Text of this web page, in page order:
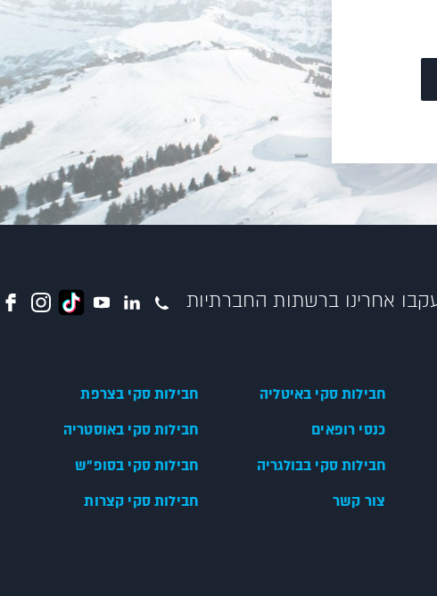
אחרינו ברשתות החברתיות
חבילות סקי באיטליה
חבילות סקי בצרפת
כנסי רופאים
חבילות סקי באוסטריה
חבילות סקי בבולגריה
חבילות סקי בסופ"ש
צור קשר
חבילות סקי קצרות